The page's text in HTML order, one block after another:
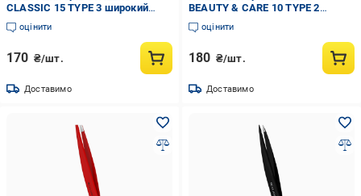
CLASSIC 15 TYPE 3 широкий
скошений (TC-15/3)
оцінити
170 ₴/шт.
Доставимо
BEAUTY & CARE 10 TYPE 2
вузький прямий (TBC-10/2)
оцінити
180 ₴/шт.
Доставимо